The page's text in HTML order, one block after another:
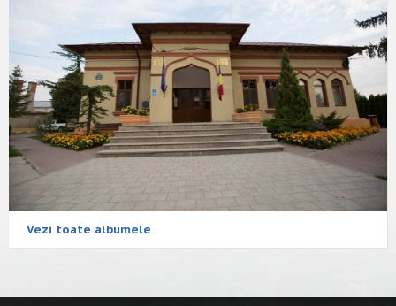
Vezi toate albumele